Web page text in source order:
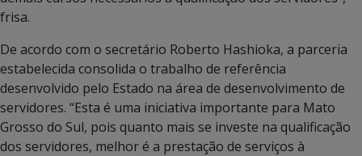
frisa.
De acordo com o secretário Roberto Hashioka, a parceria
estabelecida consolida o trabalho de referência
desenvolvido pelo Estado na área de desenvolvimento de
servidores. “Esta é uma iniciativa importante para Mato
Grosso do Sul, pois quanto mais se investe na qualificação
dos servidores, melhor é a prestação de serviços à